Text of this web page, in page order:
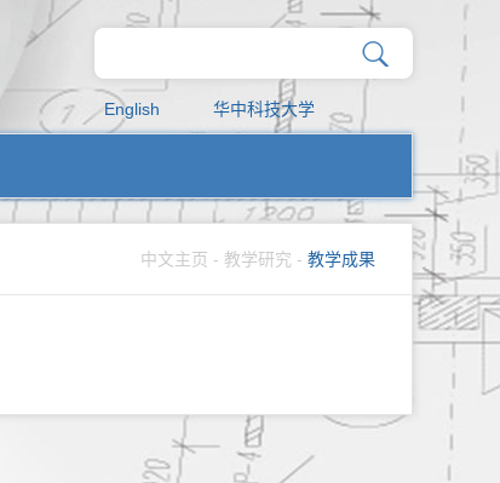
English 华中科技大学
中文主页 - 教学研究 - 教学成果